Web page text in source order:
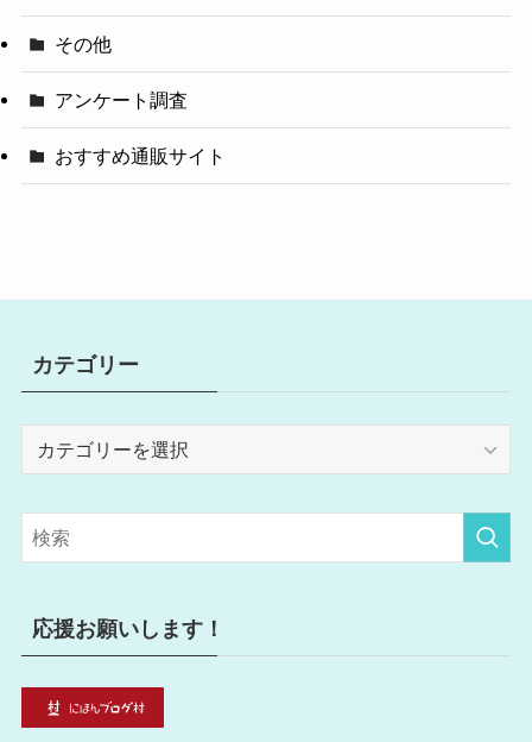
その他
アンケート調査
おすすめ通販サイト
カテゴリー
リ
ー
応援お願いします！